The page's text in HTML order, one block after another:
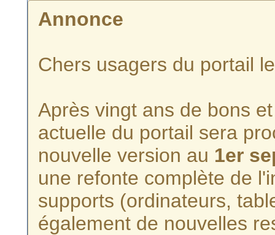
Annonce
Chers usagers du portail
Après vingt ans de bons
actuelle du portail sera
nouvelle version au 1er
une refonte complète de
supports (ordinateurs,
également de nouvelles